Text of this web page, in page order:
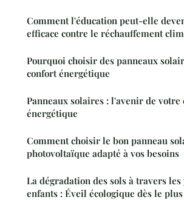
Comment l'éducation peut-elle
efficace contre le réchauffement
Pourquoi choisir des panneaux
confort énergétique
Panneaux solaires : l'avenir de votre
énergétique
Comment choisir le bon panneau
photovoltaïque adapté à vos besoins
La dégradation des sols à travers les
enfants : Éveil écologique dès le plus